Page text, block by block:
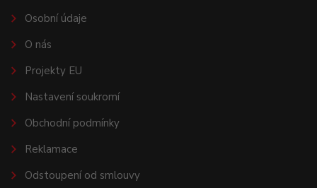
Osobní údaje
O nás
Projekty EU
Nastavení soukromí
Obchodní podmínky
Reklamace
Odstoupení od smlouvy